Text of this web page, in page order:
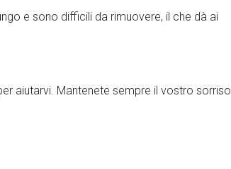
e sono difficili da rimuovere, il che dà ai
aiutarvi. Mantenete sempre il vostro sorriso